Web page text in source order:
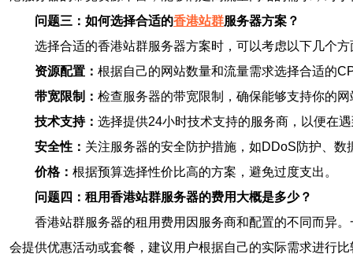
问题三：如何选择合适的香港站群服务器方案？
选择合适的香港站群服务器方案时，可以考虑以下几个方
资源配置： 根据自己的网站数量和流量需求选择合适的
带宽限制： 检查服务器的带宽限制，确保能够支持你的
技术支持： 选择提供24小时技术支持的服务商，以便在
安全性： 关注服务器的安全防护措施，如DDoS防护、数
价格： 根据预算选择性价比高的方案，避免过度支出。
问题四：租用香港站群服务器的费用大概是多少？
香港站群服务器的租用费用因服务商和配置的不同而异
会提供优惠活动或套餐，建议用户根据自己的实际需求进行